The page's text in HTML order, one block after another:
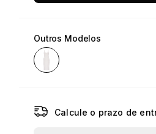
Outros Modelos
Calcule o prazo de